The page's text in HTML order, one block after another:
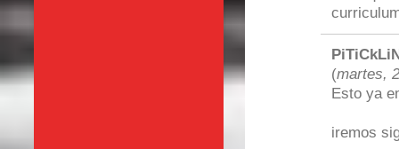
(martes,
Esto ya
iremos